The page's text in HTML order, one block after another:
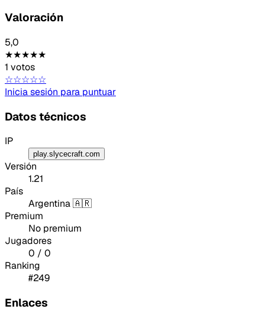
Valoración
5,0
★★★★★
1 votos
☆☆☆☆☆
Inicia sesión para puntuar
Datos técnicos
IP
play.slycecraft.com
Versión
1.21
País
Argentina 🇦🇷
Premium
No premium
Jugadores
0 / 0
Ranking
#249
Enlaces